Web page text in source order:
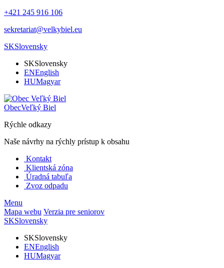
+421 245 916 106
sekretariat@velkybiel.eu
SKSlovensky
SKSlovensky
ENEnglish
HUMagyar
ObecVeľký Biel
Rýchle odkazy
Naše návrhy na rýchly prístup k obsahu
Kontakt
Klientská zóna
Úradná tabuľa
Zvoz odpadu
Menu
Mapa webu Verzia pre seniorov
SKSlovensky
SKSlovensky
ENEnglish
HUMagyar